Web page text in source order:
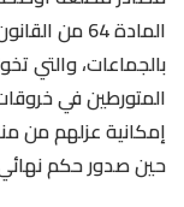
بالجماعات، والتي
المتورطين في
إمكانية عزلهم من
حين صدور حكم